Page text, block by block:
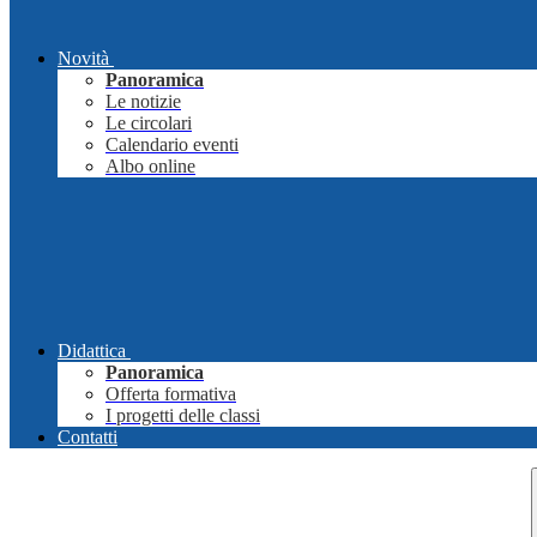
Novità
Panoramica
Le notizie
Le circolari
Calendario eventi
Albo online
Didattica
Panoramica
Offerta formativa
I progetti delle classi
Contatti